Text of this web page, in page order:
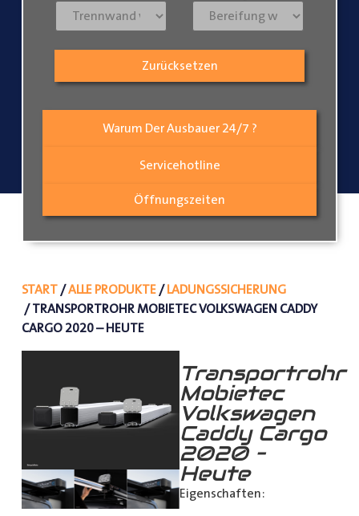
Warum Der Ausbauer 24/7 ?
Servicehotline
Öffnungszeiten
Zurücksetzen
START/ALLE PRODUKTE/LADUNGSSICHERUNG
/ TRANSPORTROHR MOBIETEC VOLKSWAGEN CADDY
CARGO 2020 – HEUTE
Transportrohr
Mobietec
Volkswagen
Caddy Cargo
2020 –
Heute
Eigenschaften: